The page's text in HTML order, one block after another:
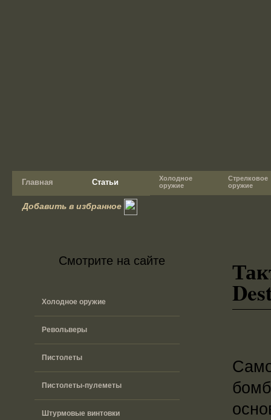
Главная Статьи
Холодное
оружие
Стрелковое
оружие
Добавить в избранное
Смотрите на сайте
Холодное оружие
Револьверы
Пистолеты
Пистолеты-пулеметы
Штурмовые винтовки